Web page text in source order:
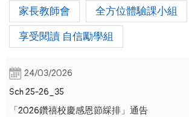
家長教師會
全方位體驗課小組
享受閱讀 自信勵學組
24/03/2026
Sch 25-26_35
「2026鑽禧校慶感恩節綵排」通告